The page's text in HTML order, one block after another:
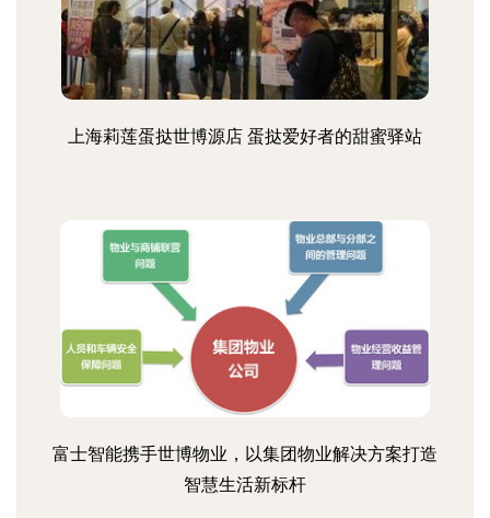
上海莉莲蛋挞世博源店 蛋挞爱好者的甜蜜驿站
富士智能携手世博物业，以集团物业解决方案打造
智慧生活新标杆